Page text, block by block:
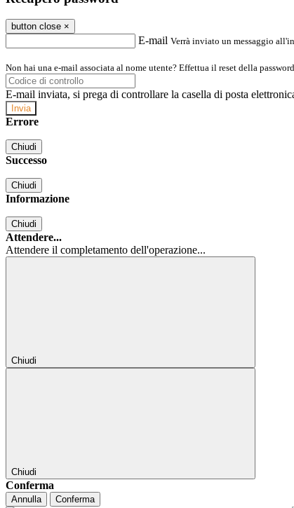
button close ×
E-mail Verrà inviato un messaggio
Non hai una e-mail associata al nome utente? Effettua il reset della
E-mail inviata, si prega di controllare la casella di posta
Errore
Chiudi
Successo
Chiudi
Informazione
Chiudi
Attendere...
Attendere il completamento dell'operazione...
Chiudi
Chiudi
Conferma
Annulla Conferma